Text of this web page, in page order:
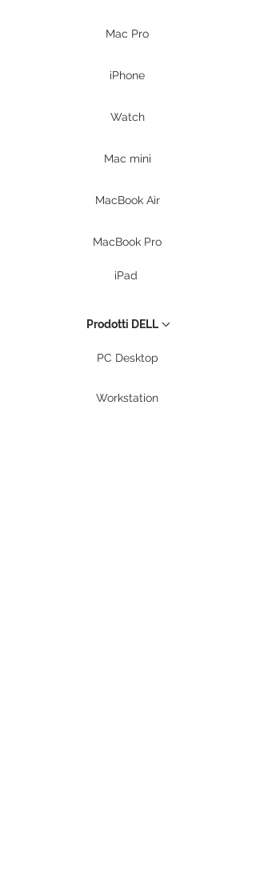
Mac Pro
iPhone
Watch
Mac mini
MacBook Air
MacBook Pro
iPad
Prodotti DELL
PC Desktop
Workstation